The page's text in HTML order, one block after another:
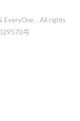
EveryOne. . All rights
号